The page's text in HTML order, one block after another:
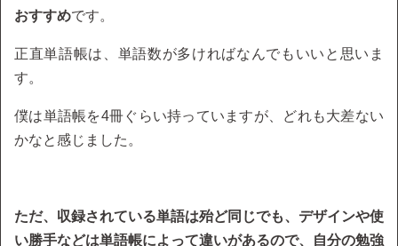
おすすめです。
正直単語帳は、単語数が多ければなんでもいいと思いま
す。
僕は単語帳を4冊ぐらい持っていますが、どれも大差ない
かなと感じました。
ただ、収録されている単語は殆ど同じでも、デザインや使
い勝手などは単語帳によって違いがあるので、自分の勉強